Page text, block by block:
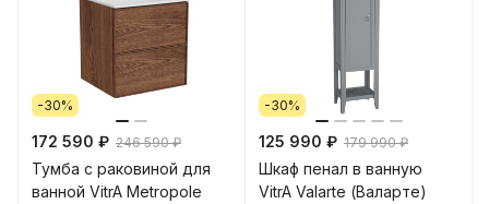
-30%
172 590 ₽ 246 590 ₽
Тумба с раковиной для
ванной VitrA Metropole
-30%
125 990 ₽ 179 990 ₽
Шкаф пенал в ванную
VitrA Valarte (Валарте)